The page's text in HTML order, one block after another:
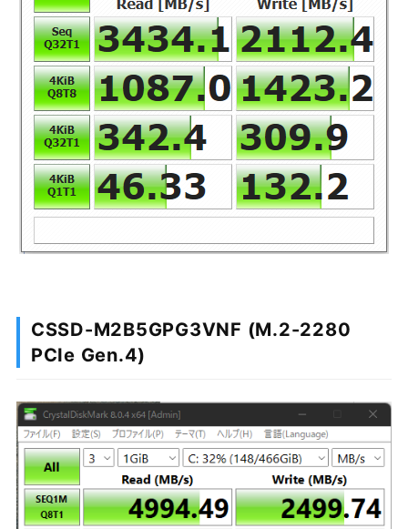
CSSD-M2B5GPG3VNF (M.2-2280
PCIe Gen.4)